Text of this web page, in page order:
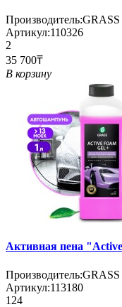
Производитель:GRASS
Артикул:110326
2
35 700₸
В корзину
Активная пена
Производитель:GRASS
Артикул:113180
124